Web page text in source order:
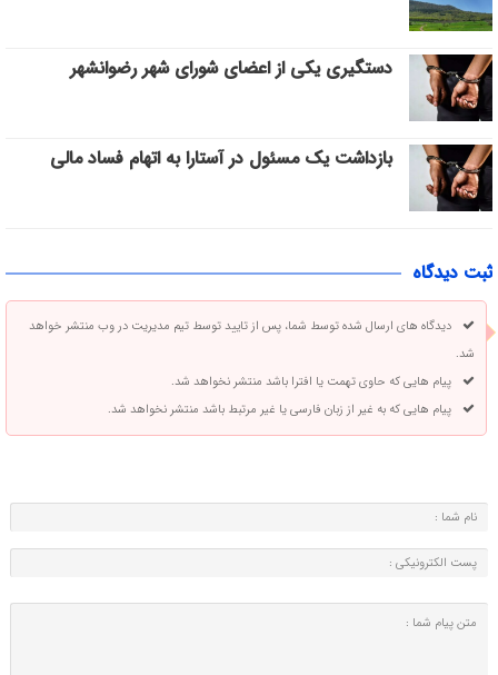
دستگیری یکی از اعضای شورای شهر رضوانشهر
بازداشت یک مسئول در آستارا به اتهام فساد مالی
ثبت دیدگاه
دیدگاه های ارسال شده توسط شما، پس از تایید توسط تیم مدیریت در وب منتشر خواهد
شد.
پیام هایی که حاوی تهمت یا افترا باشد منتشر نخواهد شد.
پیام هایی که به غیر از زبان فارسی یا غیر مرتبط باشد منتشر نخواهد شد.